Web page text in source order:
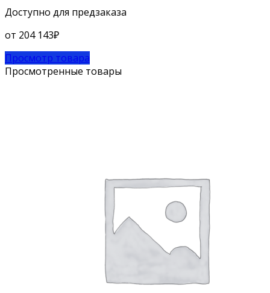
Доступно для предзаказа
от 204 143₽
Просмотр товара
Просмотренные товары